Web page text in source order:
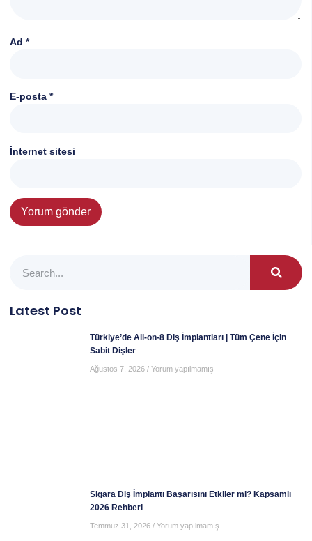
Ad *
E-posta *
İnternet sitesi
Latest Post
Türkiye’de All-on-8 Diş İmplantları | Tüm Çene İçin
Sabit Dişler
Ağustos 7, 2026 Yorum yapılmamış
Sigara Diş İmplantı Başarısını Etkiler mi? Kapsamlı
2026 Rehberi
Temmuz 31, 2026 Yorum yapılmamış